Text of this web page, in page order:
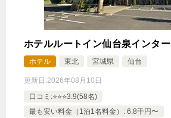
ホテルルートイン仙台泉インター
ホテル 東北 宮城県 仙台
更新日:2026年08月10日
口コミ:⭐️⭐️⭐️3.9(58名)
最も安い料金（1泊1名料金）: 6.8千円〜